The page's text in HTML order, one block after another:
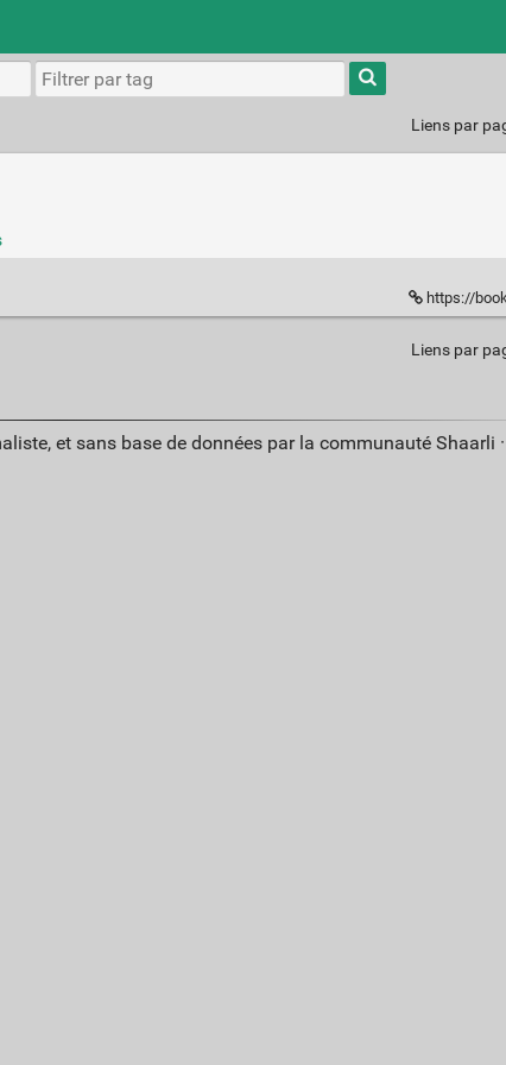
Liens par
https://
Liens par
et sans base de données par la communauté Shaarli ·